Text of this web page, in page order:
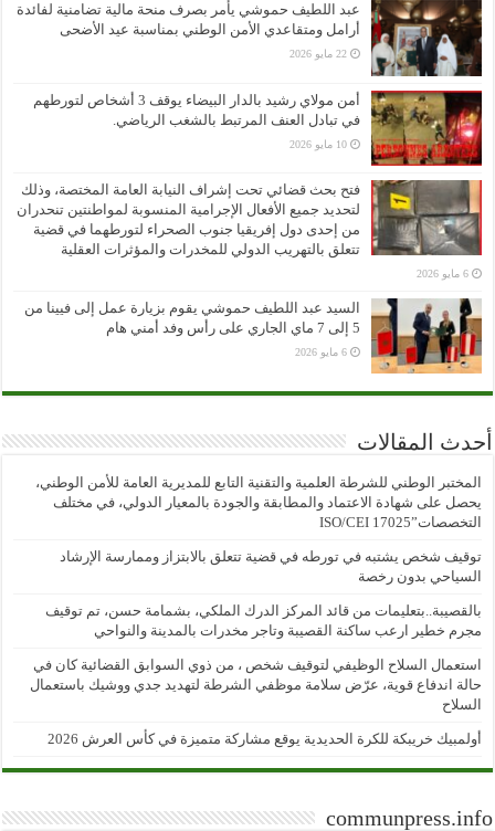
عبد اللطيف حموشي يأمر بصرف منحة مالية تضامنية لفائدة
أرامل ومتقاعدي الأمن الوطني بمناسبة عيد الأضحى
22 مايو 2026
أمن مولاي رشيد بالدار البيضاء يوقف 3 أشخاص لتورطهم
في تبادل العنف المرتبط بالشغب الرياضي.
10 مايو 2026
فتح بحث قضائي تحت إشراف النيابة العامة المختصة، وذلك
لتحديد جميع الأفعال الإجرامية المنسوبة لمواطنتين تنحدران
من إحدى دول إفريقيا جنوب الصحراء لتورطهما في قضية
تتعلق بالتهريب الدولي للمخدرات والمؤثرات العقلية
6 مايو 2026
السيد عبد اللطيف حموشي يقوم بزيارة عمل إلى فيينا من
5 إلى 7 ماي الجاري على رأس وفد أمني هام
6 مايو 2026
أحدث المقالات
المختبر الوطني للشرطة العلمية والتقنية التابع للمديرية العامة للأمن الوطني،
يحصل على شهادة الاعتماد والمطابقة والجودة بالمعيار الدولي، في مختلف
التخصصات”ISO/CEI 17025
توقيف شخص يشتبه في تورطه في قضية تتعلق بالابتزاز وممارسة الإرشاد
السياحي بدون رخصة
بالقصيبة..بتعليمات من قائد المركز الدرك الملكي، بشمامة حسن، تم توقيف
مجرم خطير ارعب ساكنة القصيبة وتاجر مخدرات بالمدينة والنواحي
استعمال السلاح الوظيفي لتوقيف شخص ، من ذوي السوابق القضائية كان في
حالة اندفاع قوية، عرّض سلامة موظفي الشرطة لتهديد جدي ووشيك باستعمال
السلاح
أولمبيك خريبكة للكرة الحديدية يوقع مشاركة متميزة في كأس العرش 2026
communpress.info